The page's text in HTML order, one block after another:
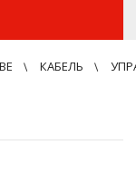
КАБЕЛЬ